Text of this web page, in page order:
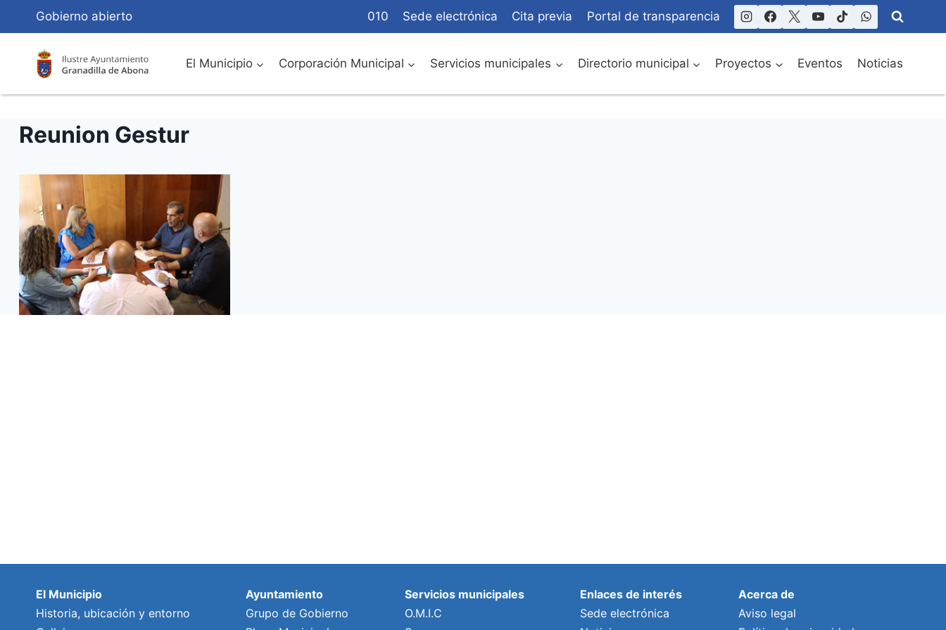
Contenido
Gobierno abierto 010 Sede electrónica Cita previa Portal de transparencia
El Municipio Corporación Municipal Servicios municipales Directorio municipal Proyectos Eventos Noticias
Reunion Gestur
El Municipio
Historia, ubicación y entorno
Ayuntamiento
Grupo de Gobierno
Servicios municipales
O.M.I.C
Enlaces de interés
Sede electrónica
Acerca de
Aviso legal